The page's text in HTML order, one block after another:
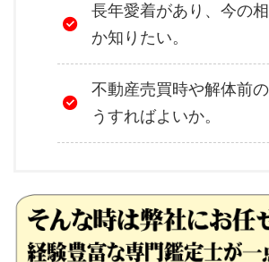
長年愛着があり、今の
か知りたい。
不動産売買時や解体前
うすればよいか。